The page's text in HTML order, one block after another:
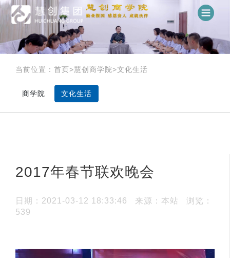
当前位置： 首页>慧创商学院>文化生活
商学院 文化生活
2017年春节联欢晚会
日期：2021-03-12 18:33:46 来源：本站
浏览：
539